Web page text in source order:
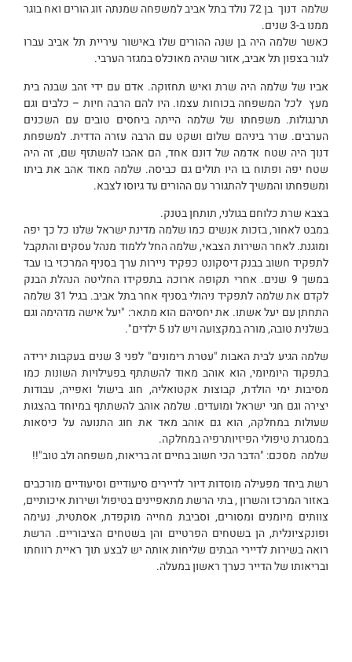
שלמה דנוך בן 72 נולד בתל אביב למשפחה שמנתה זוג הורים ואח בוגר
ממנו ב-3 שנים.
כאשר שלמה היה בן שנה ההורים שלו באישור עיריית תל אביב עברו
לגור בצפון תל אביב, אזור שהיה מאוכלס במגזר הערבי.
אביו של שלמה היה שרת ואיש תחזוקה. אדם עם ידי זהב שבנה בית
מעץ לכל המשפחה בכוחות עצמו. היו להם הרבה חיות – כלבים וגם
תרנגולות. משפחתו של שלמה הייתה ביחסים טובים עם השכנים
הערבים. שרר ביניהם שלום ושקט עם הרבה עזרה הדדית. למשפחת
דנוך היה שטח אדמה של דונם אחד, הם אהבו להשתזף שם, זה היה
שטח יפה ופתוח בו היו תולים גם כביסה. שלמה מאוד אהב את ביתו
ומשפחתו והמשיך להתגורר עם ההורים עד גיוסו לצבא.
בצבא שרת כלוחם בגולני, תותחן בטנק.
במבט לאחור, בזכות אנשים כמו שלמה מדינת ישראל שלנו כל כך יפה
ומוגנת. לאחר השירות הצבאי, שלמה החל ללמוד מנהל עסקים והתקבל
לתפקיד חשוב בבנק דיסקונט כפקיד ניירות ערך בסניף המרכזי בו עבד
במשך 9 שנים. אחרי תקופה ארוכה בתפקידו החליטה הנהלת הבנק
לקדם את שלמה לתפקיד ניהולי בסניף אחר בתל אביב. בגיל 31 שלמה
התחתן עם יעל אשתו. את יחסיהם הוא מתאר: "יעל אישה מדהימה וגם
בשלנית טובה, מורה במקצועה ויש לנו 5 ילדים".
שלמה הגיע לבית האבות "עטרת רימונים" לפני 3 שנים בעקבות ירידה
בתפקוד היומיומי, הוא אוהב מאוד להשתתף בפעילויות השונות כמו
מסיבות ימי הולדת, קבוצות אקטואליה, חוג בישול ואפייה, עבודות
יצירה וגם חגי ישראל ומועדים. שלמה אוהב להשתתף במיוחד בהצגות
שעולות במחלקה, הוא גם אוהב מאד את חוג התנועה על כיסאות
במסגרת טיפולי הפיזיותרפיה במחלקה.
שלמה מסכם: "הדבר הכי חשוב בחיים זה בריאות, משפחה ולב טוב"!!
רשת ביחד מפעילה מוסדות דיור לדיירים סיעודיים וסיעודיים מורכבים
באזור המרכז והשרון , בתי הרשת מתאפיינים בטיפול ושירות איכותיים,
צוותים מיומנים ומסורים, וסביבת מחייה מוקפדת, אסתטית, נעימה
ופונקציונלית, הן בשטחים הפרטיים והן בשטחים הציבוריים. הרשת
רואה בשירות לדיירי הבתים שליחות אותה יש לבצע תוך ראיית רווחתו
ובריאותו של הדייר כערך ראשון במעלה.